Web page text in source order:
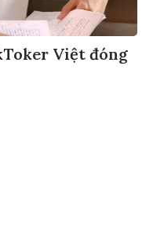
Việt đóng